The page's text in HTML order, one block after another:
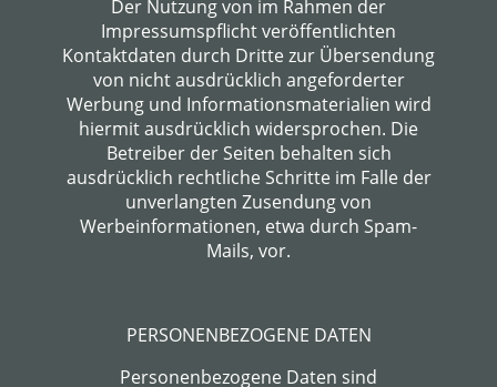
Der Nutzung von im Rahmen der
Impressumspflicht veröffentlichten
Kontaktdaten durch Dritte zur Übersendung
von nicht ausdrücklich angeforderter
Werbung und Informationsmaterialien wird
hiermit ausdrücklich widersprochen. Die
Betreiber der Seiten behalten sich
ausdrücklich rechtliche Schritte im Falle der
unverlangten Zusendung von
Werbeinformationen, etwa durch Spam-
Mails, vor.
PERSONENBEZOGENE DATEN
Personenbezogene Daten sind